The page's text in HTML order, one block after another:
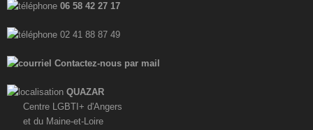
06 58 42 27 17
02 41 88 87 49
Contactez-nous par mail
QUAZAR
Centre LGBTI+ d'Angers
et du Maine-et-Loire